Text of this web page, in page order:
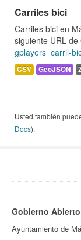
Carriles bici
Carriles bici en
siguiente URL de
gplayers=carril-
CSV GeoJSON
Usted también
Docs).
Gobierno Abierto
Ayuntamiento de